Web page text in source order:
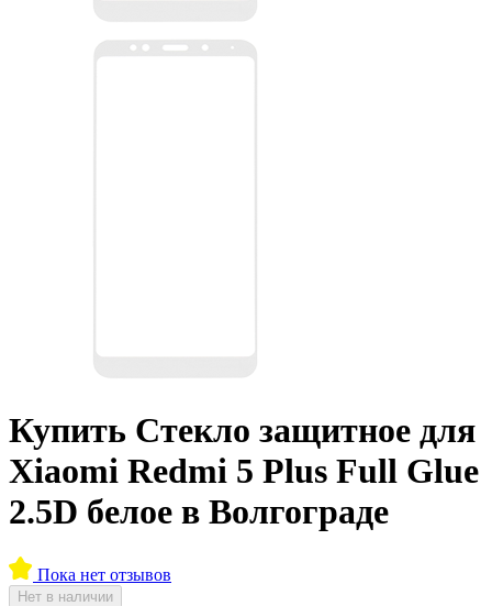
Купить Стекло защитное для
Xiaomi Redmi 5 Plus Full Glue
2.5D белое в Волгограде
Пока нет отзывов
Нет в наличии